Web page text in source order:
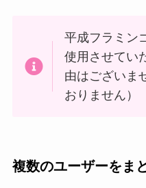
平成フラミン
使用させてい
由はございま
おりません）
複数のユーザーをま